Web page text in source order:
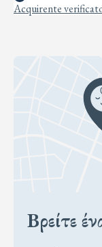
Acquirente
Βρείτε